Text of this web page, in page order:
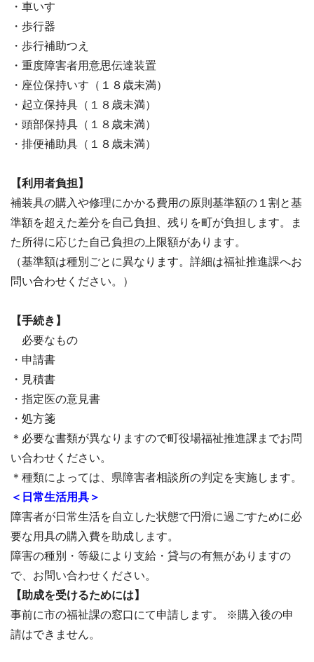
・車いす
・歩行器
・歩行補助つえ
・重度障害者用意思伝達装置
・座位保持いす（１８歳未満）
・起立保持具（１８歳未満）
・頭部保持具（１８歳未満）
・排便補助具（１８歳未満）
【利用者負担】
補装具の購入や修理にかかる費用の原則基準額の１割と基
準額を超えた差分を自己負担、残りを町が負担します。ま
た所得に応じた自己負担の上限額があります。
（基準額は種別ごとに異なります。詳細は福祉推進課へお
問い合わせください。）
【手続き】
必要なもの
・申請書
・見積書
・指定医の意見書
・処方箋
＊必要な書類が異なりますので町役場福祉推進課までお問
い合わせください。
＊種類によっては、県障害者相談所の判定を実施します。
＜日常生活用具＞
障害者が日常生活を自立した状態で円滑に過ごすために必
要な用具の購入費を助成します。
障害の種別・等級により支給・貸与の有無がありますの
で、お問い合わせください。
【助成を受けるためには】
事前に市の福祉課の窓口にて申請します。 ※購入後の申
請はできません。